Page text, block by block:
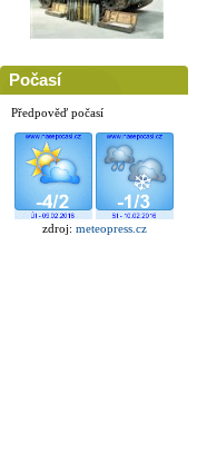
Počasí
Předpověď počasí
zdroj: meteopress.cz